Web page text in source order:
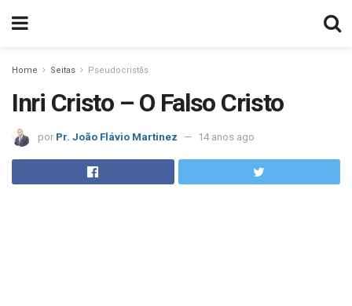
Home Seitas Pseudocristãs
Inri Cristo – O Falso Cristo
por Pr. João Flávio Martinez 14 anos ago